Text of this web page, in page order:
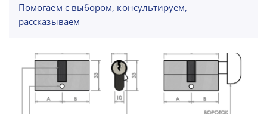
Помогаем с выбором, консультируем,
рассказываем